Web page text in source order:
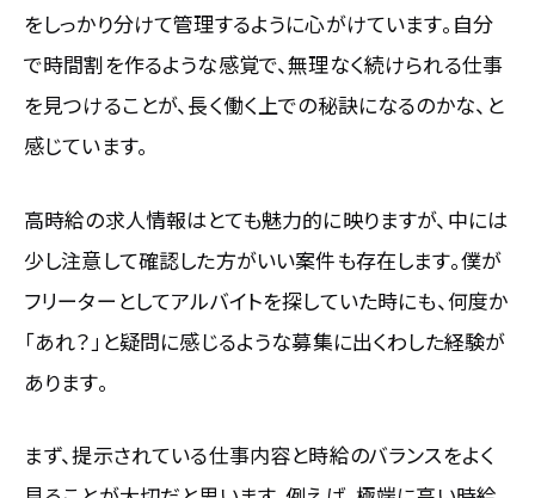
をしっかり分けて管理するように心がけています。自分
で時間割を作るような感覚で、無理なく続けられる仕事
を見つけることが、長く働く上での秘訣になるのかな、と
感じています。
高時給の求人情報はとても魅力的に映りますが、中には
少し注意して確認した方がいい案件も存在します。僕が
フリーターとしてアルバイトを探していた時にも、何度か
「あれ？」と疑問に感じるような募集に出くわした経験が
あります。
まず、提示されている仕事内容と時給のバランスをよく